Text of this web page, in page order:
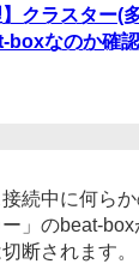
】クラスター(
boxなのか確
続中に何らか
ー」のbeat-
断されます。